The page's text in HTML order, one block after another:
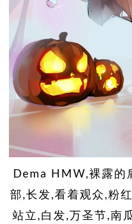
Dema HMW,裸露的
部,长发,看着观众,粉
站立,白发,万圣节,南